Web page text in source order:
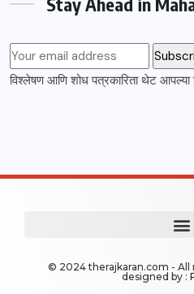
विश्लेषण आणि शोध पत्रकारिता थेट
© 2024 therajkaran.com - All
designed by :